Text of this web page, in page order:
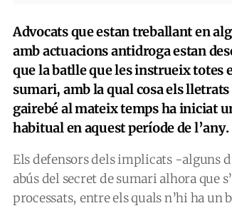
Advocats que estan treballant en
amb actuacions antidroga estan
que la batlle que les instrueix totes
sumari, amb la qual cosa els
gairebé al mateix temps ha iniciat
habitual en aquest període de l’any.
Els defensors dels implicats -alguns
abús del secret de sumari alhora que
processats, entre els quals n’hi ha un